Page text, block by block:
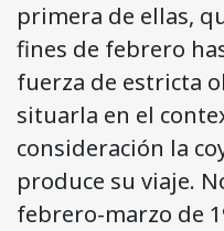
primera de ellas,
fines de febrero
fuerza de estricta
situarla en el
consideración la
produce su viaje.
febrero-marzo de